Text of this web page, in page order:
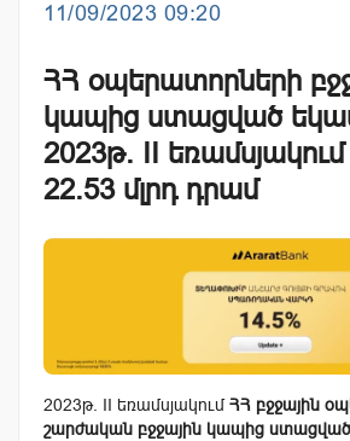
11/09/2023 09:20
ՀՀ օպերատորների
կապից ստացված
2023թ. II եռամսյակում
22.53 մլրդ դրամ
2023թ. II եռամսյակումՀՀ բջջային
շարժական բջջային կապից